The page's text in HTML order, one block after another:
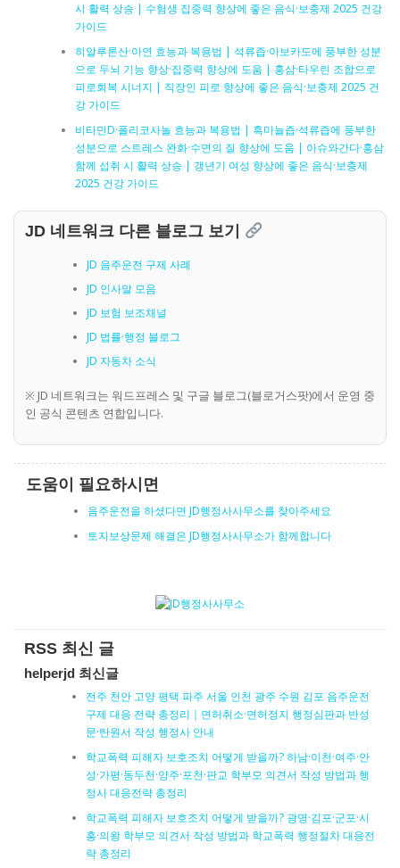
시 활력 상승 | 수험생 집중력 향상에 좋은 음식·보충제 2025 건강
가이드
히알루론산·아연 효능과 복용법 | 석류즙·아보카도에 풍부한 성분
으로 두뇌 기능 향상·집중력 향상에 도움 | 홍삼·타우린 조합으로
피로회복 시너지 | 직장인 피로 향상에 좋은 음식·보충제 2025 건
강 가이드
비타민D·폴리코사놀 효능과 복용법 | 흑마늘즙·석류즙에 풍부한
성분으로 스트레스 완화·수면의 질 향상에 도움 | 아슈와간다·홍삼
함께 섭취 시 활력 상승 | 갱년기 여성 향상에 좋은 음식·보충제
2025 건강 가이드
JD 네트워크 다른 블로그 보기
JD 음주운전 구제 사례
JD 인사말 모음
JD 보험 보조채널
JD 법률·행정 블로그
JD 자동차 소식
※ JD 네트워크는 워드프레스 및 구글 블로그(블로거스팟)에서 운영 중
인 공식 콘텐츠 연합입니다.
도움이 필요하시면
음주운전을 하셨다면 JD행정사사무소를 찾아주세요
토지보상문제 해결은 JD행정사사무소가 함께합니다
RSS 최신 글
helperjd 최신글
전주 천안 고양 평택 파주 서울 인천 광주 수원 김포 음주운전
구제 대응 전략 총정리｜면허취소·면허정지 행정심판과 반성
문·탄원서 작성 행정사 안내
학교폭력 피해자 보호조치 어떻게 받을까? 하남·이천·여주·안
성·가평·동두천·양주·포천·판교 학부모 의견서 작성 방법과 행
정사 대응전략 총정리
학교폭력 피해자 보호조치 어떻게 받을까? 광명·김포·군포·시
흥·의왕 학부모 의견서 작성 방법과 학교폭력 행정절차 대응전
략 총정리